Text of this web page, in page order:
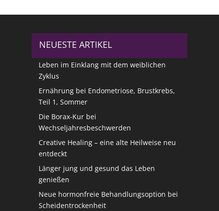
NEUESTE ARTIKEL
Leben im Einklang mit dem weiblichen
Zyklus
Ernährung bei Endometriose, Brustkrebs,
Teil 1, Sommer
Die Borax-Kur bei
Wechseljahresbeschwerden
Creative Healing – eine alte Heilweise neu
entdeckt
Länger jung und gesund das Leben
genießen
Neue hormonfreie Behandlungsoption bei
Scheidentrockenheit